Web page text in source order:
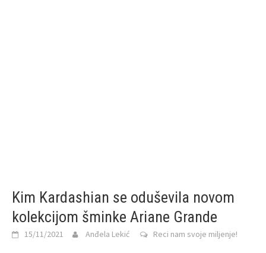
Kim Kardashian se oduševila novom
kolekcijom šminke Ariane Grande
15/11/2021 Anđela Lekić Reci nam svoje miljenje!